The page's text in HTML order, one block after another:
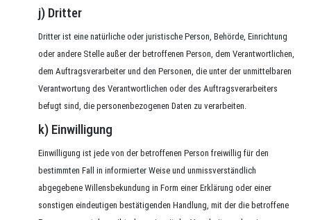
j) Dritter
Dritter ist eine natürliche oder juristische Person, Behörde, Einrichtung
oder andere Stelle außer der betroffenen Person, dem Verantwortlichen,
dem Auftragsverarbeiter und den Personen, die unter der unmittelbaren
Verantwortung des Verantwortlichen oder des Auftragsverarbeiters
befugt sind, die personenbezogenen Daten zu verarbeiten.
k) Einwilligung
Einwilligung ist jede von der betroffenen Person freiwillig für den
bestimmten Fall in informierter Weise und unmissverständlich
abgegebene Willensbekundung in Form einer Erklärung oder einer
sonstigen eindeutigen bestätigenden Handlung, mit der die betroffene